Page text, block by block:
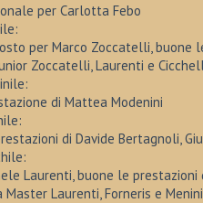
per Carlotta Febo
per Marco Zoccatelli, buone
Zoccatelli, Laurenti e
di Mattea Modenini
di Davide Bertagnoli,
Laurenti, buone le prestazioni
Master Laurenti, Forneris e